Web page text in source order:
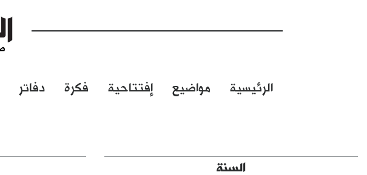
الرئيسية مواضيع إفتتاحية فكرة دفاتر
السنة